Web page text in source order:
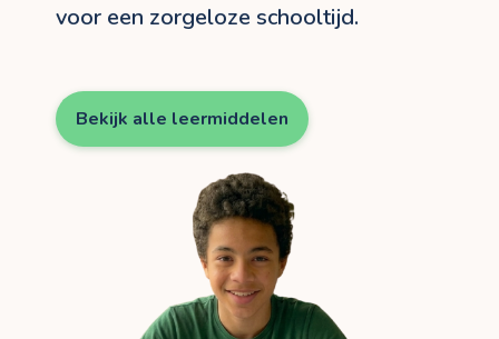
voor een zorgeloze schooltijd.
Bekijk alle leermiddelen